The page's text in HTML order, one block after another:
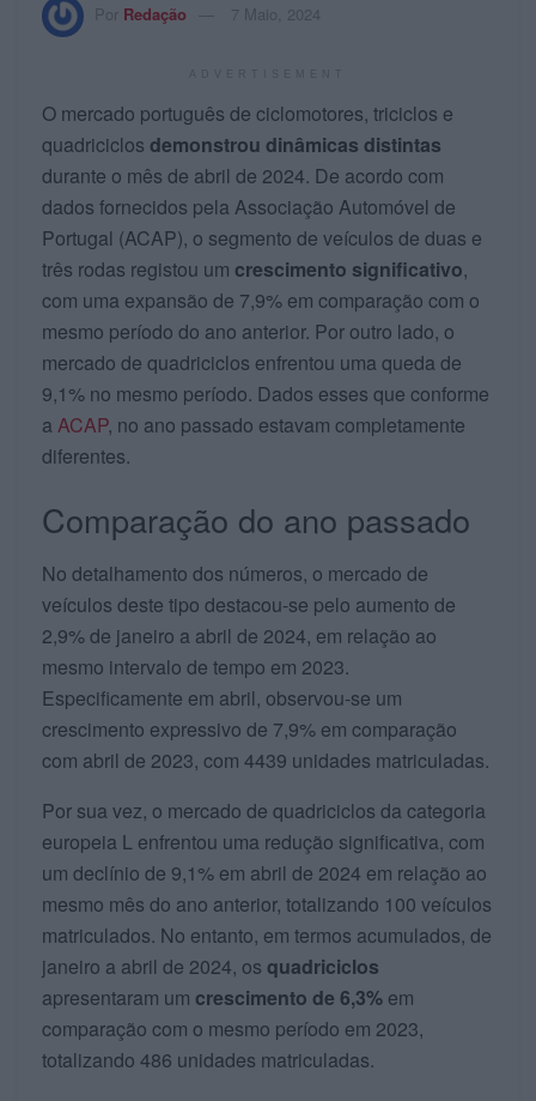
Por Redação 7 Maio, 2024
O mercado português de ciclomotores, triciclos e
quadriciclos demonstrou dinâmicas distintas
durante o mês de abril de 2024. De acordo com
dados fornecidos pela Associação Automóvel de
Portugal (ACAP), o segmento de veículos de duas e
três rodas registou um crescimento significativo,
com uma expansão de 7,9% em comparação com o
mesmo período do ano anterior. Por outro lado, o
mercado de quadriciclos enfrentou uma queda de
9,1% no mesmo período. Dados esses que conforme
a ACAP, no ano passado estavam completamente
diferentes.
Comparação do ano passado
No detalhamento dos números, o mercado de
veículos deste tipo destacou-se pelo aumento de
2,9% de janeiro a abril de 2024, em relação ao
mesmo intervalo de tempo em 2023.
Especificamente em abril, observou-se um
crescimento expressivo de 7,9% em comparação
com abril de 2023, com 4439 unidades matriculadas.
Por sua vez, o mercado de quadriciclos da categoria
europeia L enfrentou uma redução significativa, com
um declínio de 9,1% em abril de 2024 em relação ao
mesmo mês do ano anterior, totalizando 100 veículos
matriculados. No entanto, em termos acumulados, de
janeiro a abril de 2024, os quadriciclos
apresentaram um crescimento de 6,3% em
comparação com o mesmo período em 2023,
totalizando 486 unidades matriculadas.